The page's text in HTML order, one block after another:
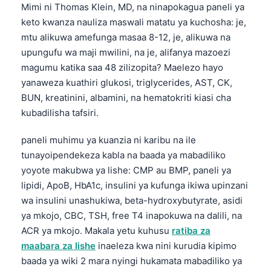
Mimi ni Thomas Klein, MD, na ninapokagua paneli ya
keto kwanza nauliza maswali matatu ya kuchosha: je,
mtu alikuwa amefunga masaa 8-12, je, alikuwa na
upungufu wa maji mwilini, na je, alifanya mazoezi
magumu katika saa 48 zilizopita? Maelezo hayo
yanaweza kuathiri glukosi, triglycerides, AST, CK,
BUN, kreatinini, albamini, na hematokriti kiasi cha
kubadilisha tafsiri.
paneli muhimu ya kuanzia ni karibu na ile
tunayoipendekeza kabla na baada ya mabadiliko
yoyote makubwa ya lishe: CMP au BMP, paneli ya
lipidi, ApoB, HbA1c, insulini ya kufunga ikiwa upinzani
wa insulini unashukiwa, beta-hydroxybutyrate, asidi
ya mkojo, CBC, TSH, free T4 inapokuwa na dalili, na
ACR ya mkojo. Makala yetu kuhusu ratiba za
maabara za lishe inaeleza kwa nini kurudia kipimo
baada ya wiki 2 mara nyingi hukamata mabadiliko ya